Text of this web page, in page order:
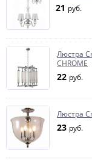
21 руб.
Люстра
CHROME
22 руб.
Люстра
23 руб.